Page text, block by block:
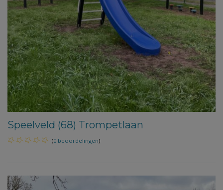
Speelveld (68) Trompetlaan
(0 beoordelingen)